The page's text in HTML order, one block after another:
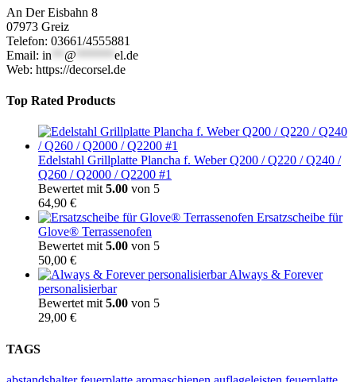
An Der Eisbahn 8
07973 Greiz
Telefon: 03661/4555881
Email: in @
el.de
Web: https://decorsel.de
Top Rated Products
Edelstahl Grillplatte Plancha f. Weber Q200 / Q220 / Q240 /
Q260 / Q2000 / Q2200 #1
Bewertet mit5.00 von 5
64,90 €
Ersatzscheibe für
Glove® Terrassenofen
Bewertet mit5.00 von 5
50,00 €
Always & Forever
personalisierbar
Bewertet mit5.00 von 5
29,00 €
TAGS